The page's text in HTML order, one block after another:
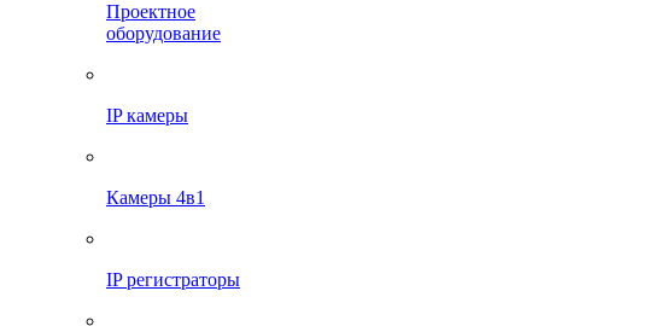
Проектное
оборудование
IP камеры
Камеры 4в1
IP регистраторы